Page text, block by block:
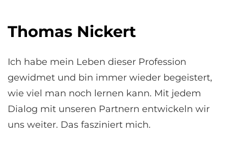
Thomas Nickert
Ich habe mein Leben dieser Profession
gewidmet und bin immer wieder begeistert,
wie viel man noch lernen kann. Mit jedem
Dialog mit unseren Partnern entwickeln wir
uns weiter. Das fasziniert mich.